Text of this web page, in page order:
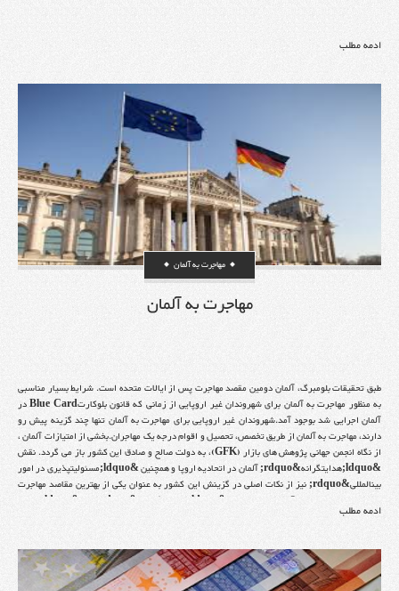
ادمه مطلب
مهاجرت به آلمان
مهاجرت به آلمان
طبق تحقیقات بلومبرگ، آلمان دومین مقصد مهاجرت پس از ایالات متحده است. شرایط بسیار مناسبی
به منظور مهاجرت به آلمان برای شهروندان غیر اروپایی از زمانی که قانون بلوکارتBlue Card در
آلمان اجرایی شد بوجود آمد.شهروندان غیر اروپایی برای مهاجرت به آلمان تنها چند گزینه پیش رو
دارند، مهاجرت به آلمان از طریق تخصص، تحصیل و اقوام درجه یک مهاجران.بخشی از امتیازات آلمان ،
از نگاه انجمن جهانی پژوهش های بازار (GFK)، به دولت صالح و صادق این کشور باز می گردد. نقش
&ldquo;هدایتگرانه&rdquo; آلمان در اتحادیه اروپا و همچنین &ldquo;مسئولیتپذیری در امور
بینالمللی&rdquo; نیز از نکات اصلی در گزینش این کشور به عنوان یکی از بهترین مقاصد مهاجرت
مراتب کمتر از آن چیزی است که در آمریکا باید پرداخت شود.علاوه براین بورس های تحصیلی زیادی نیز
برای دانشجویان در این کشور وجود دارد وجود دارند.در این بخش ار وب سایت مهاجرت ایرانی تلاش
شده آخرین و بروزترین روش های مهاجرت به آلمان معرفی گردند.
ادمه مطلب